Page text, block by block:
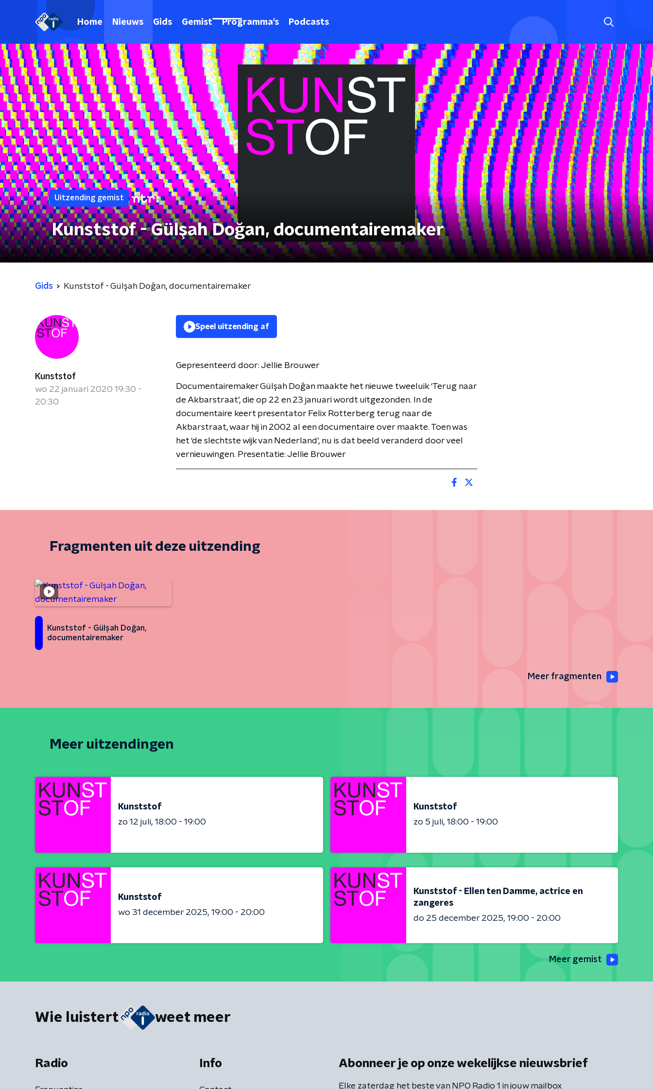
Home Nieuws Gids Gemist Programma's Podcasts
Uitzending gemist
Kunststof - Gülşah Doğan, documentairemaker
Gids Kunststof - Gülşah Doğan, documentairemaker
Kunststof
wo 22 januari 2020 19:30 -
20:30
Speel uitzending af
Gepresenteerd door: Jellie Brouwer
Documentairemaker Gülşah Doğan maakte het nieuwe tweeluik ‘Terug naar
de Akbarstraat’, die op 22 en 23 januari wordt uitgezonden. In de
documentaire keert presentator Felix Rotterberg terug naar de
Akbarstraat, waar hij in 2002 al een documentaire over maakte. Toen was
het ‘de slechtste wijk van Nederland’, nu is dat beeld veranderd door veel
vernieuwingen. Presentatie: Jellie Brouwer
Fragmenten uit deze uitzending
Kunststof - Gülşah Doğan,
documentairemaker
Meer fragmenten
Meer uitzendingen
Kunststof
zo 12 juli 18:00 - 19:00
Kunststof
zo 5 juli 18:00 - 19:00
Kunststof
wo 31 december 2025 19:00 - 20:00
Kunststof - Ellen ten Damme, actrice en
zangeres
do 25 december 2025 19:00 - 20:00
Meer gemist
Wie luistert weet meer
Radio Info Abonneer je op onze wekelijkse nieuwsbrief
Elke zaterdag het beste van NPO Radio 1 in jouw mailbox